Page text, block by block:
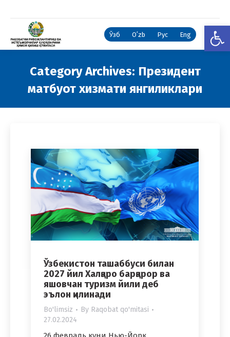
Ўзб Oʻzb Рус Eng
Category Archives: Президент
матбуот хизмати янгиликлари
Ўзбекистон ташаббуси билан
2027 йил Халқаро барқарор ва
яшовчан туризм йили деб
эълон қилинади
Bo'limsiz By Raqobat qo'mitasi
27.02.2024